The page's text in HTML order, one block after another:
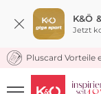
K&Ö
Jetzt
Pluscard Vorteile